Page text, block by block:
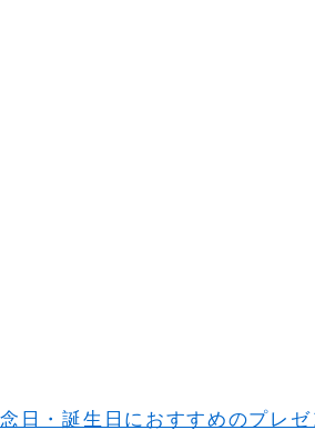
念日・誕生日におすすめのプレ